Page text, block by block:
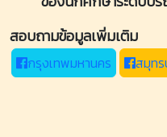
สอบถามข้อมูลเพิ่มเติม
กรุงเทพมหานคร สมุทร